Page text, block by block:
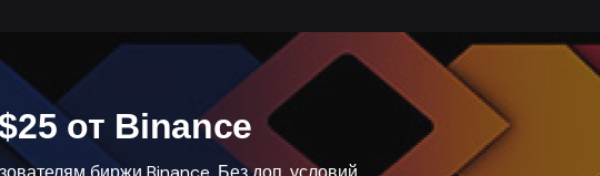
от Binance